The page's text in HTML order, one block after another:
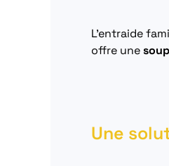
L’entraide
offre une
Une